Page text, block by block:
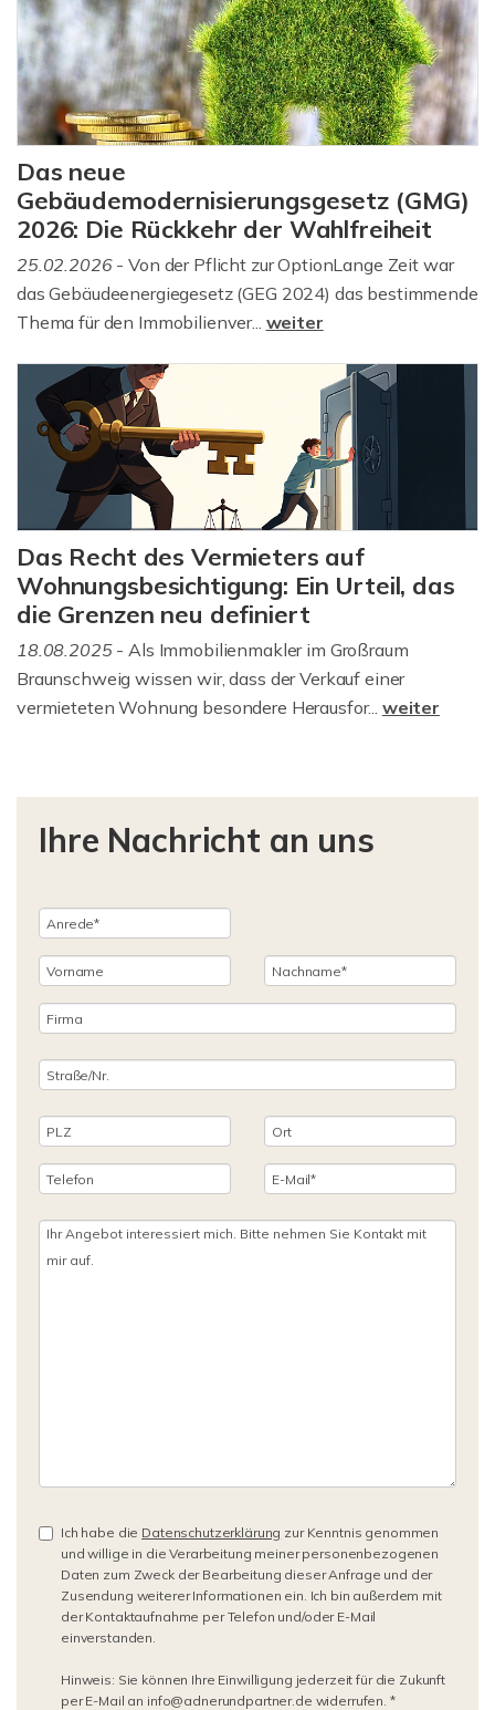
Das neue
Gebäudemodernisierungsgesetz (GMG)
2026: Die Rückkehr der Wahlfreiheit
25.02.2026- Von der Pflicht zur OptionLange Zeit war
das Gebäudeenergiegesetz (GEG 2024) das bestimmende
Thema für den Immobilienver... weiter
Das Recht des Vermieters auf
Wohnungsbesichtigung: Ein Urteil, das
die Grenzen neu definiert
18.08.2025- Als Immobilienmakler im Großraum
Braunschweig wissen wir, dass der Verkauf einer
vermieteten Wohnung besondere Herausfor... weiter
Ihre Nachricht an uns
Ich habe die Datenschutzerklärung zur Kenntnis genommen
und willige in die Verarbeitung meiner personenbezogenen
Daten zum Zweck der Bearbeitung dieser Anfrage und der
Zusendung weiterer Informationen ein. Ich bin außerdem mit
der Kontaktaufnahme per Telefon und/oder E-Mail
einverstanden.
Hinweis: Sie können Ihre Einwilligung jederzeit für die Zukunft
per E-Mail an info@adnerundpartner.de widerrufen. *